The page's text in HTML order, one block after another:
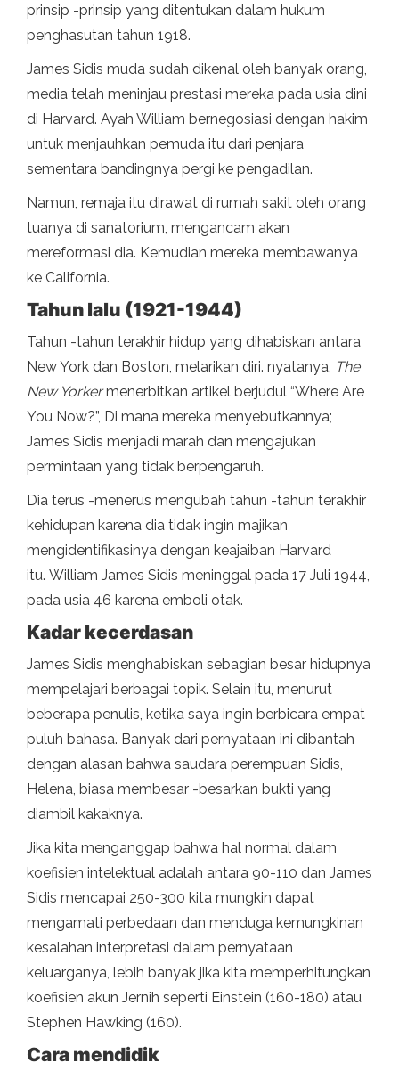
prinsip -prinsip yang ditentukan dalam hukum
penghasutan tahun 1918.
James Sidis muda sudah dikenal oleh banyak orang,
media telah meninjau prestasi mereka pada usia dini
di Harvard. Ayah William bernegosiasi dengan hakim
untuk menjauhkan pemuda itu dari penjara
sementara bandingnya pergi ke pengadilan.
Namun, remaja itu dirawat di rumah sakit oleh orang
tuanya di sanatorium, mengancam akan
mereformasi dia. Kemudian mereka membawanya
ke California.
Tahun lalu (1921-1944)
Tahun -tahun terakhir hidup yang dihabiskan antara
New York dan Boston, melarikan diri. nyatanya, The
New Yorkermenerbitkan artikel berjudul “Where Are
You Now?”, Di mana mereka menyebutkannya;
James Sidis menjadi marah dan mengajukan
permintaan yang tidak berpengaruh.
Dia terus -menerus mengubah tahun -tahun terakhir
kehidupan karena dia tidak ingin majikan
mengidentifikasinya dengan keajaiban Harvard
itu. William James Sidis meninggal pada 17 Juli 1944,
pada usia 46 karena emboli otak.
Kadar kecerdasan
James Sidis menghabiskan sebagian besar hidupnya
mempelajari berbagai topik. Selain itu, menurut
beberapa penulis, ketika saya ingin berbicara empat
puluh bahasa. Banyak dari pernyataan ini dibantah
dengan alasan bahwa saudara perempuan Sidis,
Helena, biasa membesar -besarkan bukti yang
diambil kakaknya.
Jika kita menganggap bahwa hal normal dalam
koefisien intelektual adalah antara 90-110 dan James
Sidis mencapai 250-300 kita mungkin dapat
mengamati perbedaan dan menduga kemungkinan
kesalahan interpretasi dalam pernyataan
keluarganya, lebih banyak jika kita memperhitungkan
koefisien akun Jernih seperti Einstein (160-180) atau
Stephen Hawking (160).
Cara mendidik